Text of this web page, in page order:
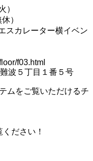
）
）
スカレーター横イベン
f03.html
波５丁目１番５号
ムをご覧いただけるチ
ださい！